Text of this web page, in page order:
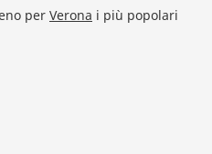
per Verona i più popolari